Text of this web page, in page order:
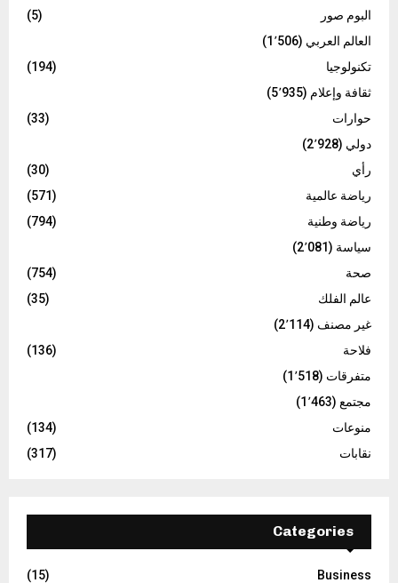
البوم صور
(5)
العالم العربي (1٬506)
تكنولوجيا
(194)
ثقافة وإعلام (5٬935)
حوارات
(33)
دولي (2٬928)
رأي
(30)
رياضة عالمية
(571)
رياضة وطنية
(794)
سياسة (2٬081)
صحة
(754)
عالم الفلك
(35)
غير مصنف (2٬114)
فلاحة
(136)
متفرقات (1٬518)
مجتمع (1٬463)
منوعات
(134)
نقابات
(317)
Categories
Business
(15)